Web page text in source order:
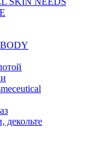
BODY
декольте